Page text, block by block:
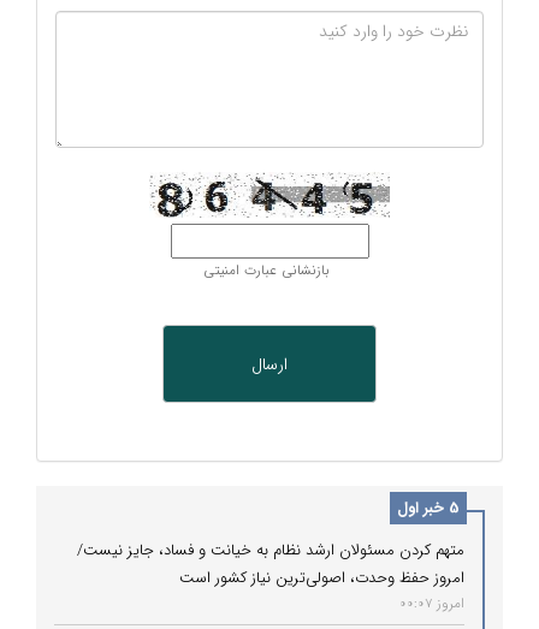
بازنشانی عبارت امنیتی
5 خبر اول
متهم کردن مسئولان ارشد نظام به خیانت و فساد، جایز نیست/
امروز حفظ وحدت، اصولی‌ترین نیاز کشور است
امروز 00:07